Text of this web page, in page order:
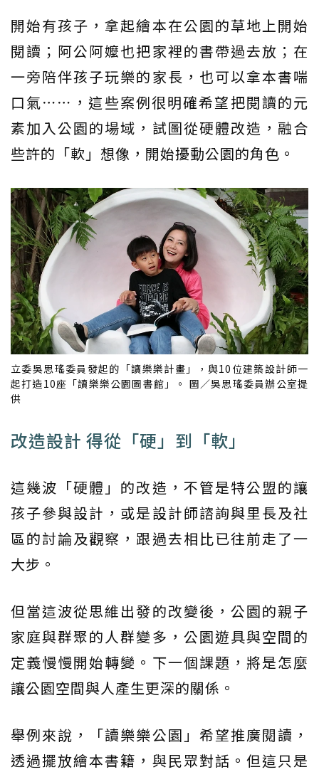
開始有孩子，拿起繪本在公園的草地上開始
閱讀；阿公阿嬤也把家裡的書帶過去放；在
一旁陪伴孩子玩樂的家長，也可以拿本書喘
口氣⋯⋯，這些案例很明確希望把閱讀的元
素加入公園的場域，試圖從硬體改造，融合
些許的「軟」想像，開始擾動公園的角色。
立委吳思瑤委員發起的「讀樂樂計畫」，與10位建築設計師一
起打造10座「讀樂樂公園圖書館」。 圖／吳思瑤委員辦公室提
供
改造設計 得從「硬」到「軟」
這幾波「硬體」的改造，不管是特公盟的讓
孩子參與設計，或是設計師諮詢與里長及社
區的討論及觀察，跟過去相比已往前走了一
大步。
但當這波從思維出發的改變後，公園的親子
家庭與群聚的人群變多，公園遊具與空間的
定義慢慢開始轉變。下一個課題，將是怎麼
讓公園空間與人產生更深的關係。
舉例來說，「讀樂樂公園」希望推廣閱讀，
透過擺放繪本書籍，與民眾對話。但這只是